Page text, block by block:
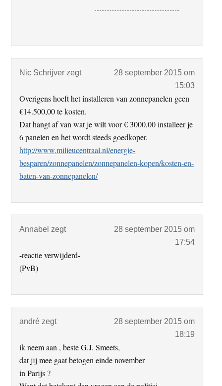
Nic Schrijver zegt
28 september 2015 om
15:03
Overigens hoeft het installeren van zonnepanelen geen
€14.500,00 te kosten.
Dat hangt af van wat je wilt voor € 3000,00 installeer je
6 panelen en het wordt steeds goedkoper.
http://www.milieucentraal.nl/energie-
besparen/zonnepanelen/zonnepanelen-kopen/kosten-en-
baten-van-zonnepanelen/
Annabel zegt
28 september 2015 om
17:54
-reactie verwijderd-
(PvB)
andré zegt
28 september 2015 om
18:19
ik neem aan , beste G.J. Smeets,
dat jij mee gaat betogen einde november
in Parijs ?